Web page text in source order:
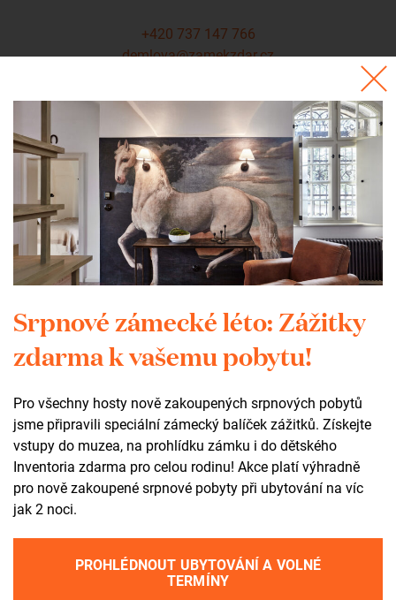
+420 737 147 766
demlova@zamekzdar.cz
Silvie Holečková
MANAŽERKA EVENTOVÉHO ODDĚLENÍ
+420 603 847 803
Srpnové zámecké léto: Zážitky
zdarma k vašemu pobytu!
Pro všechny hosty nově zakoupených srpnových pobytů
jsme připravili speciální zámecký balíček zážitků. Získejte
vstupy do muzea, na prohlídku zámku i do dětského
Inventoria zdarma pro celou rodinu! Akce platí výhradně
pro nově zakoupené srpnové pobyty při ubytování na víc
jak 2 noci.
PROHLÉDNOUT UBYTOVÁNÍ A VOLNÉ
TERMÍNY